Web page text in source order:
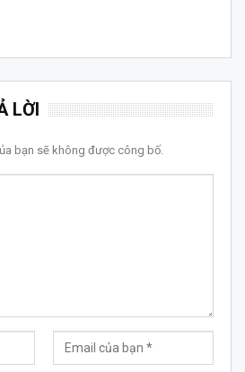
LỜI
bạn sẽ không được công bố.